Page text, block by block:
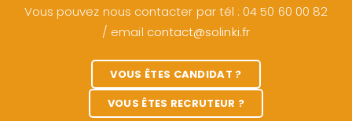
Vous pouvez nous contacter par tél : 04 50 60 00 82
/ email contact@solinki.fr
VOUS ÊTES CANDIDAT ?
VOUS ÊTES RECRUTEUR ?